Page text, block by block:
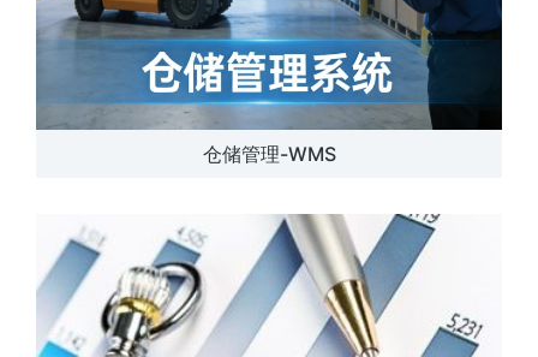
仓储管理-WMS